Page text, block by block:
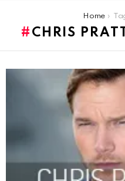
Home Tag
CHRIS